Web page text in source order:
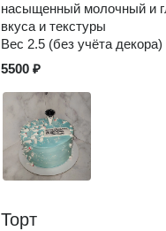
насыщенный молочный и
вкуса и текстуры
Вес 2.5 (без учёта декора)
5500 ₽
Торт